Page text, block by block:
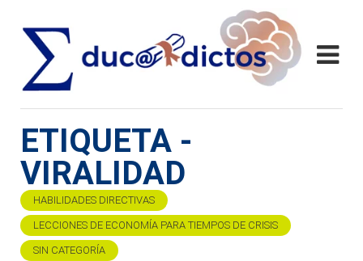
ETIQUETA -
VIRALIDAD
HABILIDADES DIRECTIVAS
LECCIONES DE ECONOMÍA PARA TIEMPOS DE CRISIS
SIN CATEGORÍA